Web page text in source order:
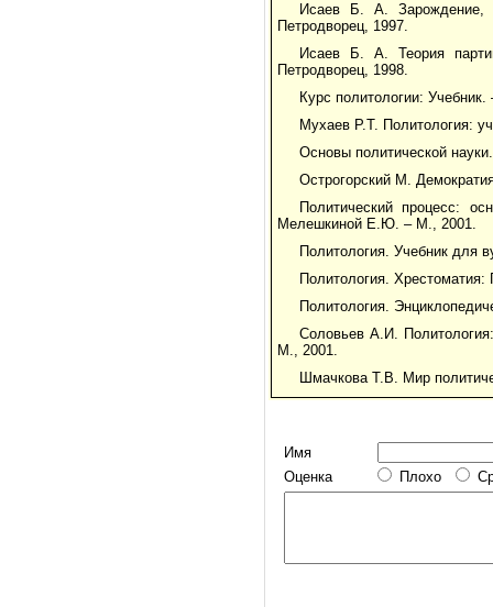
Исаев Б. А. Зарождение,
Петродворец, 1997.
Исаев Б. А. Теория
Петродворец, 1998.
Курс политологии:
Мухаев Р.Т. Политология:
Основы политической
Острогорский М.
Политический процесс:
Мелешкиной Е.Ю. – М., 2001.
Политология. Учебник для
Политология.
Политология.
Соловьев А.И.
М., 2001.
Шмачкова Т.В. Мир
Имя
Оценка
Плохо